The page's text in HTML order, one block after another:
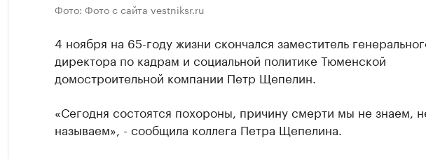
Фото: Фото с сайта vestniksr.ru
4 ноября на 65-году жизни скончался заместитель
директора по кадрам и социальной политике Тюменской
домостроительной компании Петр Щепелин.
«Сегодня состоятся похороны, причину смерти мы не знаем,
называем», - сообщила коллега Петра Щепелина.